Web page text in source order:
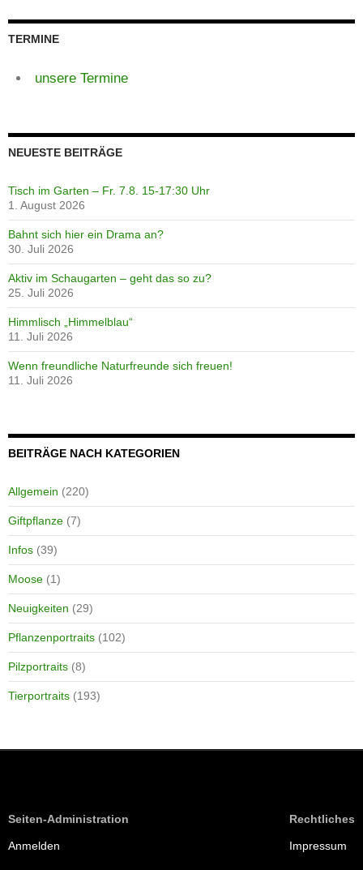
TERMINE
unsere Termine
NEUESTE BEITRÄGE
Tisch im Garten – Fr. 7.8. 15-17:30 Uhr
1. August 2026
Bahnt sich hier ein Drama an?
30. Juli 2026
Aktiv im Schaugarten – geht das so zu?
25. Juli 2026
Himmlisch „Himmelblau“
11. Juli 2026
Wenn freundliche Naturfreunde sich freuen!
11. Juli 2026
BEITRÄGE NACH KATEGORIEN
Allgemein (220)
Giftpflanze (7)
Infos (39)
Moose (1)
Neuigkeiten (29)
Pflanzenportraits (102)
Pilzportraits (8)
Tierportraits (193)
Seiten-Administration
Anmelden
Rechtliches
Impressum